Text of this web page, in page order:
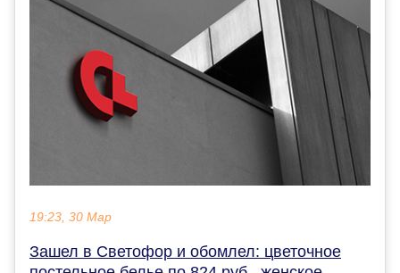
19:23, 30 Мар
Зашел в Светофор и обомлел: цветочное